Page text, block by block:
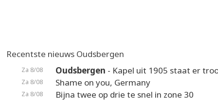
Recentste nieuws Oudsbergen
Za 8/08 Oudsbergen - Kapel uit 1905 staat er
Za 8/08 Shame on you, Germany
Za 8/08 Bijna twee op drie te snel in zone 30